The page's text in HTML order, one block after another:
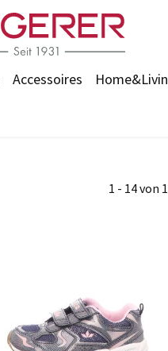
Accessoires
1 - 14 von